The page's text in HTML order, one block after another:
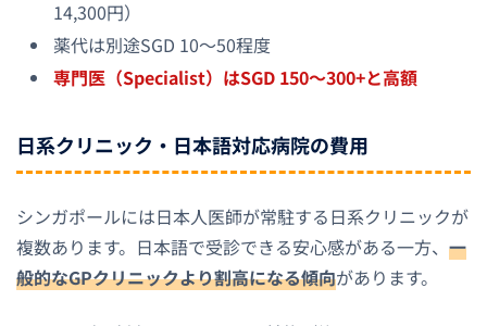
14,300円）
薬代は別途SGD 10〜50程度
専門医（Specialist）はSGD 150〜300+と高額
日系クリニック・日本語対応病院の費用
シンガポールには日本人医師が常駐する日系クリニックが
複数あります。日本語で受診できる安心感がある一方、 一
般的なGPクリニックより割高になる傾向があります。